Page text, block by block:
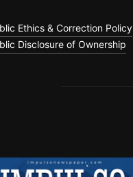
Ethics & Correction Policy
Disclosure of Ownership